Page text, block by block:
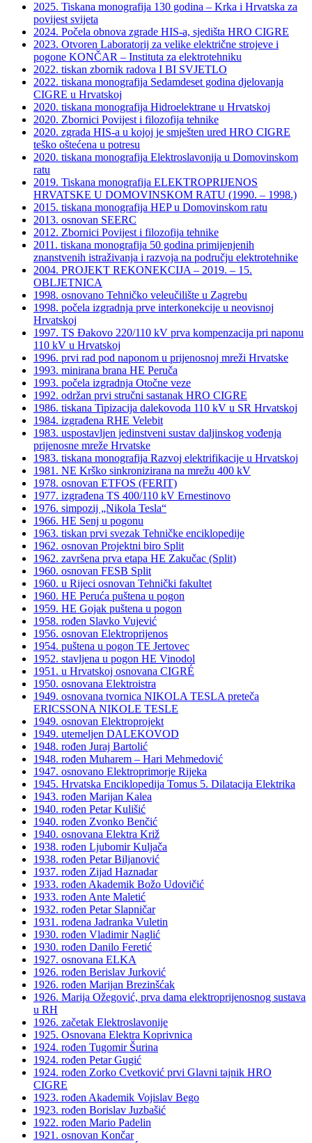
2025. Tiskana monografija 130 godina – Krka i Hrvatska za
povijest svijeta
2024. Počela obnova zgrade HIS-a, sjedišta HRO CIGRE
2023. Otvoren Laboratorij za velike električne strojeve i
pogone KONČAR – Instituta za elektrotehniku
2022. tiskan zbornik radova I BI SVJETLO
2022. tiskana monografija Sedamdeset godina djelovanja
CIGRE u Hrvatskoj
2020. tiskana monografija Hidroelektrane u Hrvatskoj
2020. Zbornici Povijest i filozofija tehnike
2020. zgrada HIS-a u kojoj je smješten ured HRO CIGRE
teško oštećena u potresu
2020. tiskana monografija Elektroslavonija u Domovinskom
ratu
2019. Tiskana monografija ELEKTROPRIJENOS
HRVATSKE U DOMOVINSKOM RATU (1990. – 1998.)
2015. tiskana monografija HEP u Domovinskom ratu
2013. osnovan SEERC
2012. Zbornici Povijest i filozofija tehnike
2011. tiskana monografija 50 godina primijenjenih
znanstvenih istraživanja i razvoja na području elektrotehnike
2004. PROJEKT REKONEKCIJA – 2019. – 15.
OBLJETNICA
1998. osnovano Tehničko veleučilište u Zagrebu
1998. počela izgradnja prve interkonekcije u neovisnoj
Hrvatskoj
1997. TS Đakovo 220/110 kV prva kompenzacija pri naponu
110 kV u Hrvatskoj
1996. prvi rad pod naponom u prijenosnoj mreži Hrvatske
1993. minirana brana HE Peruča
1993. počela izgradnja Otočne veze
1992. održan prvi stručni sastanak HRO CIGRE
1986. tiskana Tipizacija dalekovoda 110 kV u SR Hrvatskoj
1984. izgrađena RHE Velebit
1983. uspostavljen jedinstveni sustav daljinskog vođenja
prijenosne mreže Hrvatske
1983. tiskana monografija Razvoj elektrifikacije u Hrvatskoj
1981. NE Krško sinkronizirana na mrežu 400 kV
1978. osnovan ETFOS (FERIT)
1977. izgrađena TS 400/110 kV Ernestinovo
1976. simpozij „Nikola Tesla“
1966. HE Senj u pogonu
1963. tiskan prvi svezak Tehničke enciklopedije
1962. osnovan Projektni biro Split
1962. završena prva etapa HE Zakučac (Split)
1960. osnovan FESB Split
1960. u Rijeci osnovan Tehnički fakultet
1960. HE Peruća puštena u pogon
1959. HE Gojak puštena u pogon
1958. rođen Slavko Vujević
1956. osnovan Elektroprijenos
1954. puštena u pogon TE Jertovec
1952. stavljena u pogon HE Vinodol
1951. u Hrvatskoj osnovana CIGRÉ
1950. osnovana Elektroistra
1949. osnovana tvornica NIKOLA TESLA preteča
ERICSSONA NIKOLE TESLE
1949. osnovan Elektroprojekt
1949. utemeljen DALEKOVOD
1948. rođen Juraj Bartolić
1948. rođen Muharem – Hari Mehmedović
1947. osnovano Elektroprimorje Rijeka
1945. Hrvatska Enciklopedija Tomus 5. Dilatacija Elektrika
1943. rođen Marijan Kalea
1940. rođen Petar Kulišić
1940. rođen Zvonko Benčić
1940. osnovana Elektra Križ
1938. rođen Ljubomir Kuljača
1938. rođen Petar Biljanović
1937. rođen Zijad Haznadar
1933. rođen Akademik Božo Udovičić
1933. rođen Ante Maletić
1932. rođen Petar Slapničar
1931. rođena Jadranka Vuletin
1930. rođen Vladimir Naglić
1930. rođen Danilo Feretić
1927. osnovana ELKA
1926. rođen Berislav Jurković
1926. rođen Marijan Brezinšćak
1926. Marija Ožegović, prva dama elektroprijenosnog sustava
u RH
1926. začetak Elektroslavonije
1925. Osnovana Elektra Koprivnica
1924. rođen Tugomir Šurina
1924. rođen Petar Gugić
1924. rođen Zorko Cvetković prvi Glavni tajnik HRO
CIGRE
1923. rođen Akademik Vojislav Bego
1923. rođen Borislav Juzbašić
1922. rođen Mario Padelin
1921. osnovan Končar